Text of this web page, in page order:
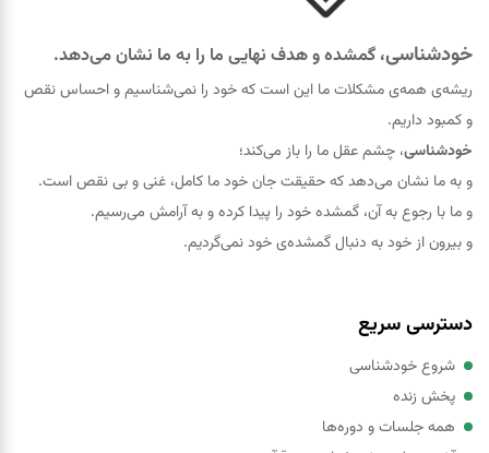
خودشناسی، گمشده و هدف نهایی ما را به ما نشان می‌دهد.
ریشه‌ی همه‌ی مشکلات ما این است که خود را نمی‌شناسیم و احساس نقص
و کمبود داریم.
خودشناسی، چشم عقل ما را باز می‌کند؛
و به ما نشان می‌دهد که حقيقت جان خود ما کامل، غنی و بی نقص است.
و ما با رجوع به آن، گمشده خود را پيدا کرده و به آرامش می‌رسیم.
و بیرون از خود به دنبال گمشده‌ی خود نمی‌گردیم.
دسترسی سریع
شروع خودشناسی
پخش زنده
همه جلسات و دوره‌ها